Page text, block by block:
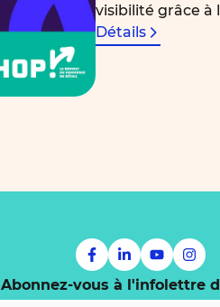
visibilité grâce à
Détails
Abonnez-vous à l'infolettre